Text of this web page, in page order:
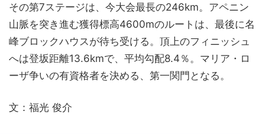
その第7ステージは、今大会最長の246km。アペニン
山脈を突き進む獲得標高4600mのルートは、最後に名
峰ブロックハウスが待ち受ける。頂上のフィニッシュ
へは登坂距離13.6kmで、平均勾配8.4％。マリア・ロ
ーザ争いの有資格者を決める、第一関門となる。
文：福光 俊介